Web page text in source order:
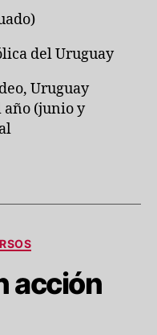
del Uruguay
Uruguay
año (junio y
acción